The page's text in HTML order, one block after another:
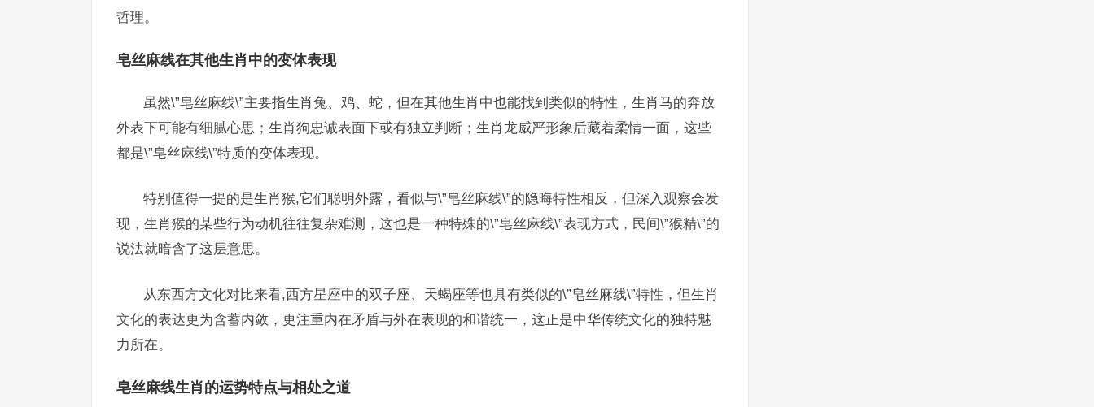
哲理。
皂丝麻线在其他生肖中的变体表现
虽然\”皂丝麻线\”主要指生肖兔、鸡、蛇，但在其他生肖中也能找到类似的特性，生肖马的奔放
外表下可能有细腻心思；生肖狗忠诚表面下或有独立判断；生肖龙威严形象后藏着柔情一面，这些
都是\”皂丝麻线\”特质的变体表现。
特别值得一提的是生肖猴,它们聪明外露，看似与\”皂丝麻线\”的隐晦特性相反，但深入观察会发
现，生肖猴的某些行为动机往往复杂难测，这也是一种特殊的\”皂丝麻线\”表现方式，民间\”猴精\”的
说法就暗含了这层意思。
从东西方文化对比来看,西方星座中的双子座、天蝎座等也具有类似的\”皂丝麻线\”特性，但生肖
文化的表达更为含蓄内敛，更注重内在矛盾与外在表现的和谐统一，这正是中华传统文化的独特魅
力所在。
皂丝麻线生肖的运势特点与相处之道